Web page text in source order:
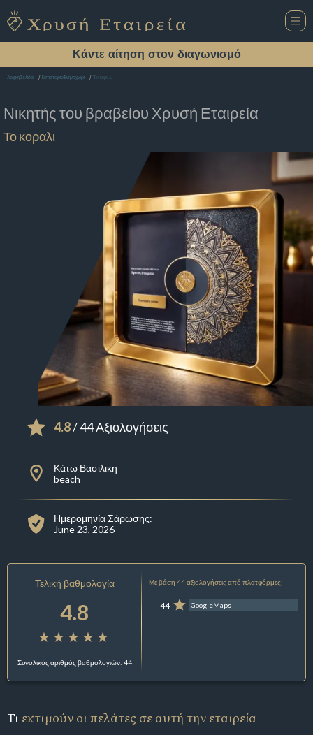
Κάντε αίτηση στον διαγωνισμό
Αρχική Σελίδα Εστιατόριο Ευηνοχωρι Το κοραλι
Νικητής του βραβείου Χρυσή Εταιρεία
Το κοραλι
4.8/ 44 Αξιολογήσεις
Κάτω Βασιλικη
beach
Ημερομηνία Σάρωσης:
June 23, 2026
Τελική βαθμολογία
4.8
Συνολικός αριθμός βαθμολογιών: 44
Με βάση 44 αξιολογήσεις από πλατφόρμες:
44 GoogleMaps
Τι εκτιμούν οι πελάτες σε αυτή την εταιρεία